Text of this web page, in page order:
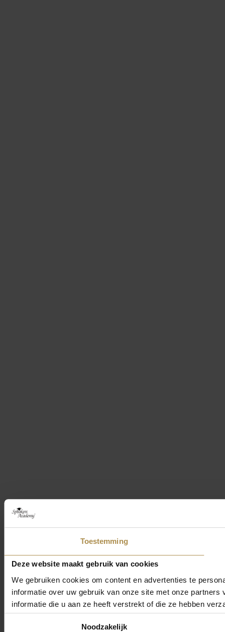
Toestemming
Deze website maakt gebruik van cookies
We gebruiken cookies om content en advertenties te
informatie over uw gebruik van onze site met onze
informatie die u aan ze heeft verstrekt of die ze hebben
Noodzakelijk